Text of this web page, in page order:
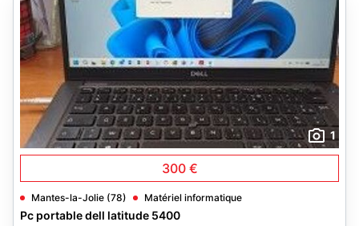
1
300 €
Mantes-la-Jolie (78) Matériel informatique
Pc portable dell latitude 5400